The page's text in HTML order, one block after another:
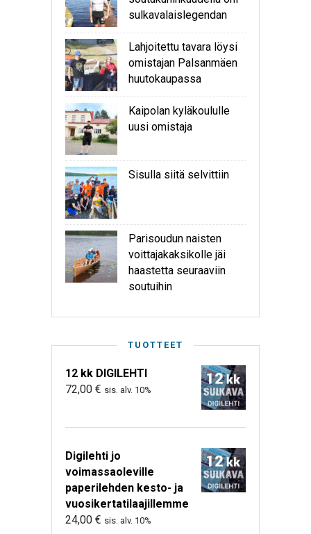
sulkavalaislegendan
Lahjoitettu tavara löysi
omistajan Palsanmäen
huutokaupassa
Kaipolan kyläkoululle
uusi omistaja
Sisulla siitä selvittiin
Parisoudun naisten
voittajakaksikolle jäi
haastetta seuraaviin
soutuihin
TUOTTEET
12 kk DIGILEHTI
72,00 € sis. alv. 10%
Digilehti jo
voimassaoleville
paperilehden kesto- ja
vuosikertatilaajillemme
24,00 € sis. alv. 10%